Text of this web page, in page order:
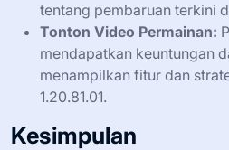
tentang pembaruan terkini
Tonton Video Permainan:
mendapatkan keuntungan
menampilkan fitur dan
1.20.81.01.
Kesimpulan